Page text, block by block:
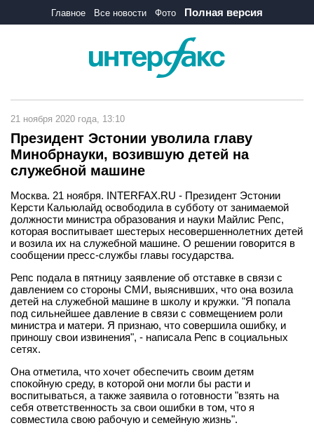
Главное Все новости Фото Полная версия
21 ноября 2020 года, 13:10
Президент Эстонии уволила главу
Минобрнауки, возившую детей на
служебной машине
Москва. 21 ноября. INTERFAX.RU - Президент Эстонии
Керсти Кальюлайд освободила в субботу от занимаемой
должности министра образования и науки Майлис Репс,
которая воспитывает шестерых несовершеннолетних детей
и возила их на служебной машине. О решении говорится в
сообщении пресс-службы главы государства.
Репс подала в пятницу заявление об отставке в связи с
давлением со стороны СМИ, выяснивших, что она возила
детей на служебной машине в школу и кружки. "Я попала
под сильнейшее давление в связи с совмещением роли
министра и матери. Я признаю, что совершила ошибку, и
приношу свои извинения", - написала Репс в социальных
сетях.
Она отметила, что хочет обеспечить своим детям
спокойную среду, в которой они могли бы расти и
воспитываться, а также заявила о готовности "взять на
себя ответственность за свои ошибки в том, что я
совместила свою рабочую и семейную жизнь".